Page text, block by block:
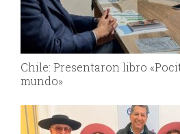
Chile: Presentaron libro
mundo»